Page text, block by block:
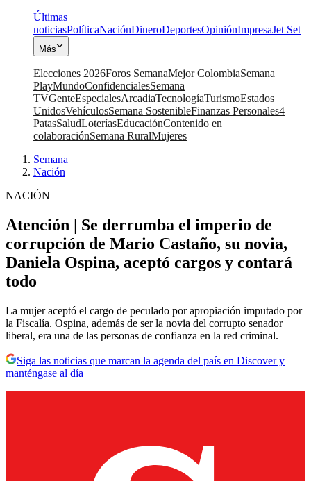
Últimas
noticiasPolíticaNaciónDineroDeportesOpiniónImpresaJet Set
Más
Elecciones 2026Foros SemanaMejor ColombiaSemana
PlayMundoConfidencialesSemana
TVGenteEspecialesArcadiaTecnologíaTurismoEstados
UnidosVehículosSemana SostenibleFinanzas Personales4
PatasSaludLoteríasEducaciónContenido en
colaboraciónSemana RuralMujeres
Semana|
Nación
NACIÓN
Atención | Se derrumba el imperio de
corrupción de Mario Castaño, su novia,
Daniela Ospina, aceptó cargos y contará
todo
La mujer aceptó el cargo de peculado por apropiación imputado por
la Fiscalía. Ospina, además de ser la novia del corrupto senador
liberal, era una de las personas de confianza en la red criminal.
Siga las noticias que marcan la agenda del país en Discover y
manténgase al día